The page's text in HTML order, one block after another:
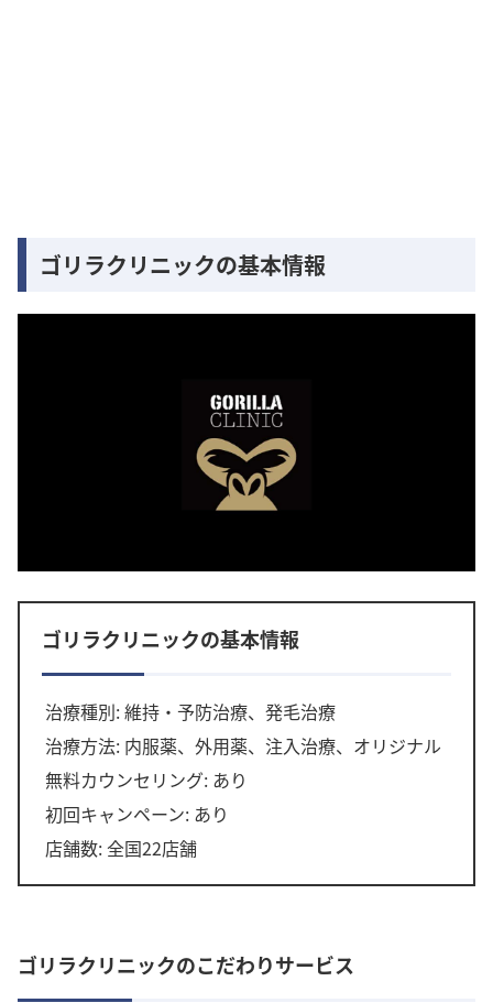
ゴリラクリニックの基本情報
ゴリラクリニックの基本情報
治療種別: 維持・予防治療、発毛治療
治療方法: 内服薬、外用薬、注入治療、オリジナル
無料カウンセリング: あり
初回キャンペーン: あり
店舗数: 全国22店舗
ゴリラクリニックのこだわりサービス